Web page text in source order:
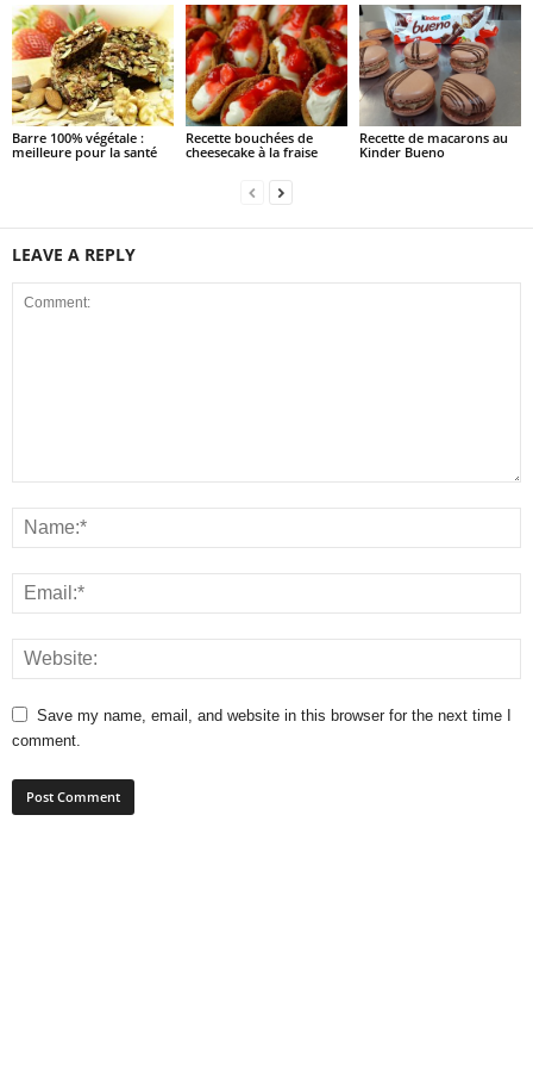
Barre 100% végétale :
meilleure pour la santé
Recette bouchées de
cheesecake à la fraise
Recette de macarons au
Kinder Bueno
LEAVE A REPLY
Save my name, email, and website in this browser for the next time I
comment.